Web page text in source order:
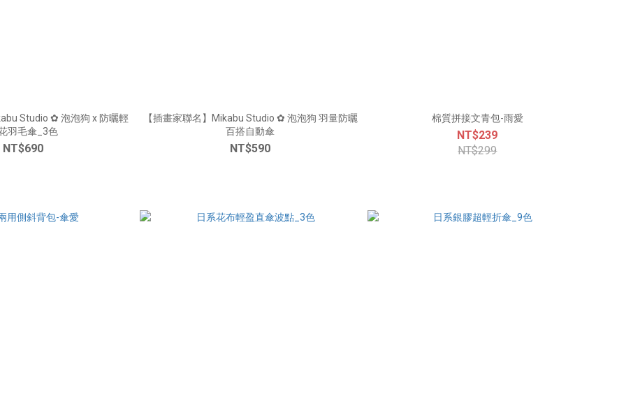
Studio ✿ 泡泡狗 x 防曬輕
羽毛傘_3色
NT$690
【插畫家聯名】Mikabu Studio ✿ 泡泡狗 羽量防曬
百搭自動傘
NT$590
棉質拼接文青包-雨愛
NT$239
NT$299